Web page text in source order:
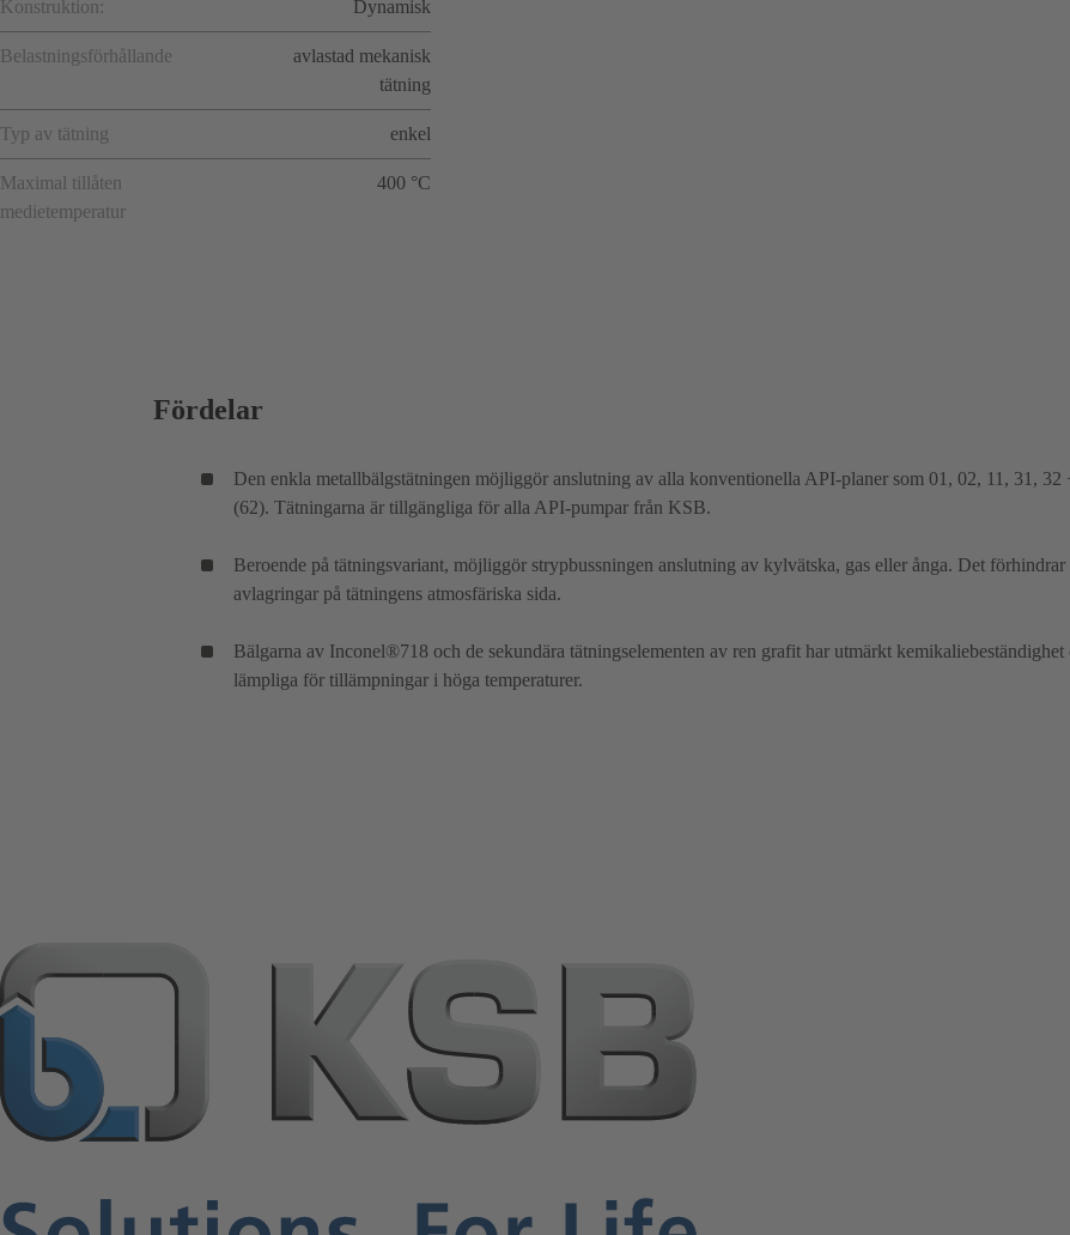
Konstruktion: Dynamisk
Belastningsförhållande
avlastad mekanisk
tätning
Typ av tätning enkel
Maximal tillåten
medietemperatur
400 °C
Fördelar
Den enkla metallbälgstätningen möjliggör anslutning av alla konventionella API-planer som 01, 02, 11, 31, 32
(62). Tätningarna är tillgängliga för alla API-pumpar från KSB.
Beroende på tätningsvariant, möjliggör strypbussningen anslutning av kylvätska, gas eller ånga. Det
avlagringar på tätningens atmosfäriska sida.
Bälgarna av Inconel®718 och de sekundära tätningselementen av ren grafit har utmärkt kemikaliebeständighet
lämpliga för tillämpningar i höga temperaturer.